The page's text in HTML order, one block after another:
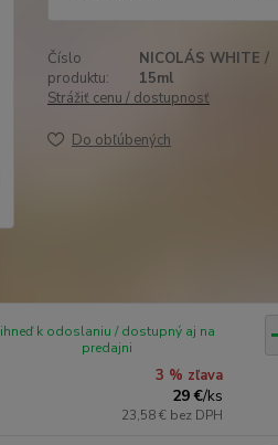
Číslo
produktu:
NICOLÁS WHITE /
15ml
Strážiť cenu / dostupnosť
Do obľúbených
3 % zľava
29 €/ks
23,58 € bez DPH
ihneď k odoslaniu / dostupný aj na
predajni